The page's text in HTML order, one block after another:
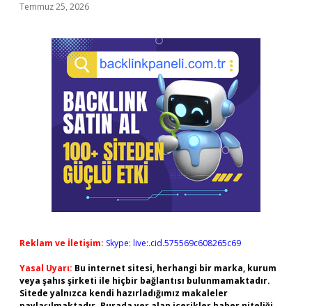
Temmuz 25, 2026
Reklam ve İletişim: Skype: live:.cid.575569c608265c69
Yasal Uyarı: Bu internet sitesi, herhangi bir marka, kurum
veya şahıs şirketi ile hiçbir bağlantısı bulunmamaktadır.
Sitede yalnızca kendi hazırladığımız makaleler